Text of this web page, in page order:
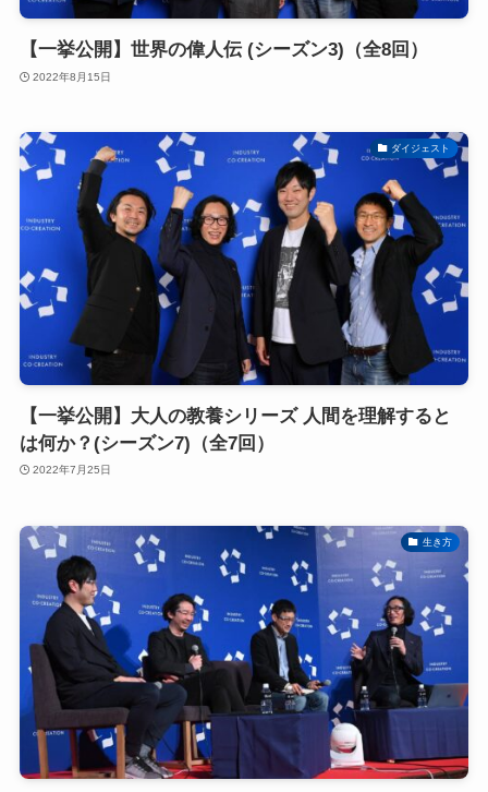
【一挙公開】世界の偉人伝 (シーズン3)（全8回）
2022年8月15日
ダイジェスト
【一挙公開】大人の教養シリーズ 人間を理解すると
は何か？(シーズン7)（全7回）
2022年7月25日
生き方